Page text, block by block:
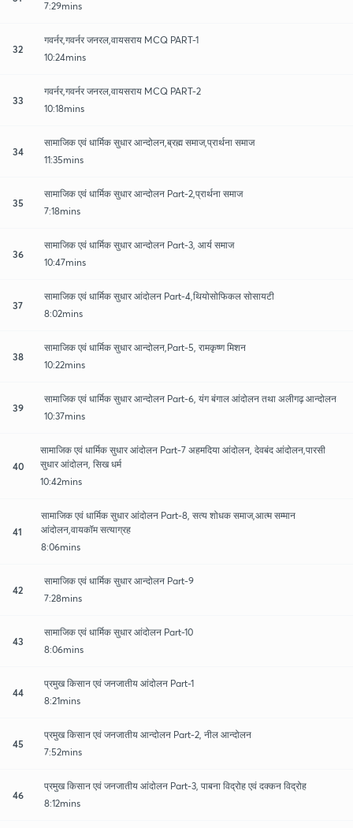
7:29mins
32
गवर्नर,गवर्नर जनरल,वायसराय MCQ PART-1
10:24mins
33
गवर्नर,गवर्नर जनरल,वायसराय MCQ PART-2
10:18mins
34
सामाजिक एवं धार्मिक सुधार आन्दोलन,ब्रह्म समाज,प्रार्थना समाज
11:35mins
35
सामाजिक एवं धार्मिक सुधार आन्दोलन Part-2,प्रार्थना समाज
7:18mins
36
सामाजिक एवं धार्मिक सुधार आन्दोलन Part-3, आर्य समाज
10:47mins
37
सामाजिक एवं धार्मिक सुधार आंदोलन Part-4,थियोसोफिकल सोसायटी
8:02mins
38
सामाजिक एवं धार्मिक सुधार आन्दोलन,Part-5, रामकृष्ण मिशन
10:22mins
39
सामाजिक एवं धार्मिक सुधार आन्दोलन Part-6, यंग बंगाल आंदोलन तथा अलीगढ़ आन्दोलन
10:37mins
40
सामाजिक एवं धार्मिक सुधार आंदोलन Part-7 अहमदिया आंदोलन, देवबंद आंदोलन,पारसी
सुधार आंदोलन, सिख धर्म
10:42mins
41
सामाजिक एवं धार्मिक सुधार आंदोलन Part-8, सत्य शोधक समाज,आत्म सम्मान
आंदोलन,वायकॉम सत्याग्रह
8:06mins
42
सामाजिक एवं धार्मिक सुधार आन्दोलन Part-9
7:28mins
43
सामाजिक एवं धार्मिक सुधार आंदोलन Part-10
8:06mins
44
प्रमुख किसान एवं जनजातीय आंदोलन Part-1
8:21mins
45
प्रमुख किसान एवं जनजातीय आन्दोलन Part-2, नील आन्दोलन
7:52mins
46
प्रमुख किसान एवं जनजातीय आंदोलन Part-3, पाबना विद्रोह एवं दक्कन विद्रोह
8:12mins